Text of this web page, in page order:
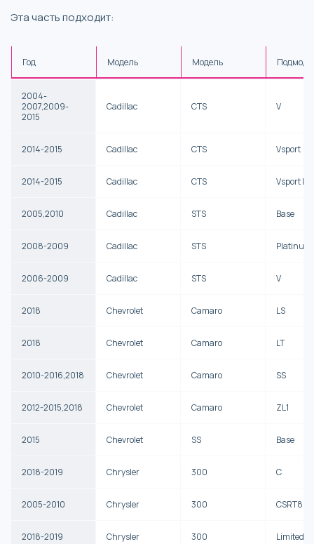
Эта часть подходит:
Год Модель Модель
2004-
2007,2009-
2015
Cadillac CTS V
2014-2015 Cadillac CTS Vsport
2014-2015 Cadillac CTS Vsport
2005,2010 Cadillac STS Base
2008-2009 Cadillac STS Platinum
2006-2009 Cadillac STS V
2018 Chevrolet Camaro LS
2018 Chevrolet Camaro LT
2010-2016,2018 Chevrolet Camaro SS
2012-2015,2018 Chevrolet Camaro ZL1
2015 Chevrolet SS Base
2018-2019 Chrysler 300 C
2005-2010 Chrysler 300 CSRT8
2018-2019 Chrysler 300 Limited